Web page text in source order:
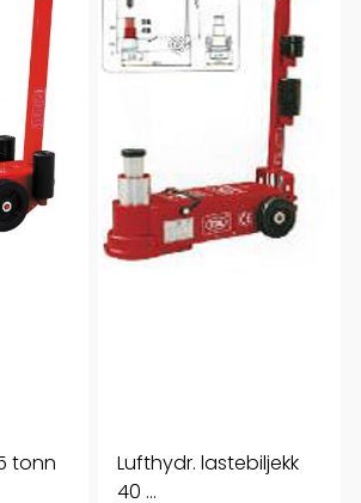
tonn
Lufthydr. lastebiljekk
40 ...